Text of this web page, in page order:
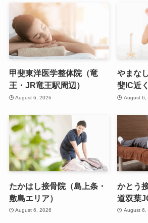
甲斐東洋医学整体院（竜
王・JR竜王駅周辺）
August 6, 2026
やまな
斐IC近く
August 6,
たかはし接骨院（島上条・
敷島エリア）
August 6, 2026
かとう
道双葉
August 6,